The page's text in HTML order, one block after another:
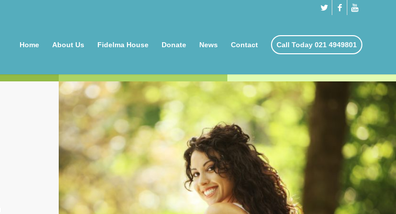
Home About Us Fidelma House Donate News Contact Call Today 021 4949801